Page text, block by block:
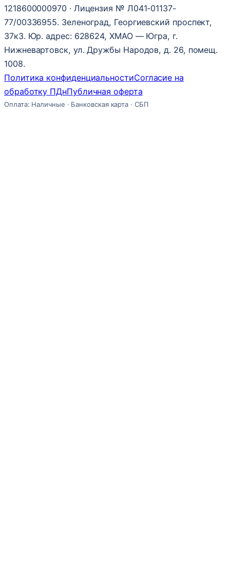
1218600000970 · Лицензия № Л041-01137-
77/00336955. Зеленоград, Георгиевский проспект,
37к3. Юр. адрес: 628624, ХМАО — Югра, г.
Нижневартовск, ул. Дружбы Народов, д. 26, помещ.
1008.
Политика конфиденциальностиСогласие на
обработку ПДнПубличная оферта
Оплата: Наличные · Банковская карта · СБП